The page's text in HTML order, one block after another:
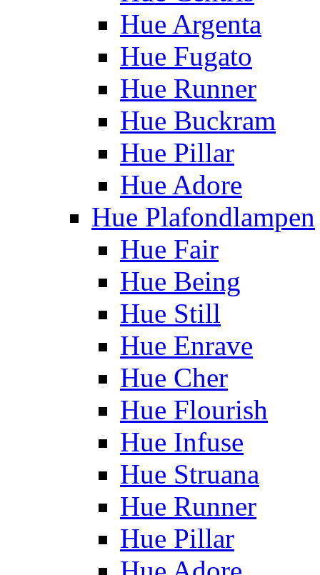
Hue Argenta
Hue Fugato
Hue Runner
Hue Buckram
Hue Pillar
Hue Adore
Hue Plafondlampen
Hue Fair
Hue Being
Hue Still
Hue Enrave
Hue Cher
Hue Flourish
Hue Infuse
Hue Struana
Hue Runner
Hue Pillar